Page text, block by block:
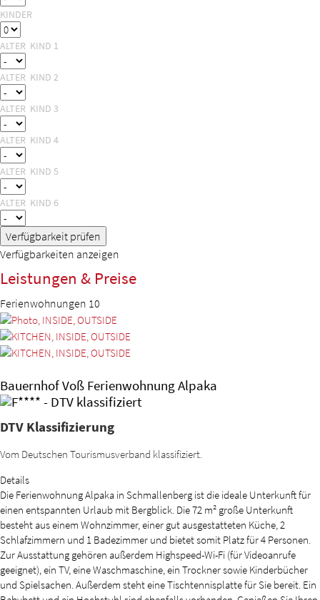
KINDER
ALTER KIND 1
ALTER KIND 2
ALTER KIND 3
ALTER KIND 4
ALTER KIND 5
ALTER KIND 6
Verfügbarkeit prüfen
Verfügbarkeiten anzeigen
Leistungen & Preise
Ferienwohnungen 10
Bauernhof Voß Ferienwohnung Alpaka
DTV Klassifizierung
Vom Deutschen Tourismusverband klassifiziert.
Details
Die Ferienwohnung Alpaka in Schmallenberg ist die ideale Unterkunft für
einen entspannten Urlaub mit Bergblick. Die 72 m² große Unterkunft
besteht aus einem Wohnzimmer, einer gut ausgestatteten Küche, 2
Schlafzimmern und 1 Badezimmer und bietet somit Platz für 4 Personen.
Zur Ausstattung gehören außerdem Highspeed-Wi-Fi (für Videoanrufe
geeignet), ein TV, eine Waschmaschine, ein Trockner sowie Kinderbücher
und Spielsachen. Außerdem steht eine Tischtennisplatte für Sie bereit. Ein